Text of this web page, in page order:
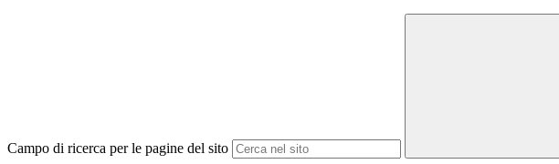
Campo di ricerca per le pagine del sito